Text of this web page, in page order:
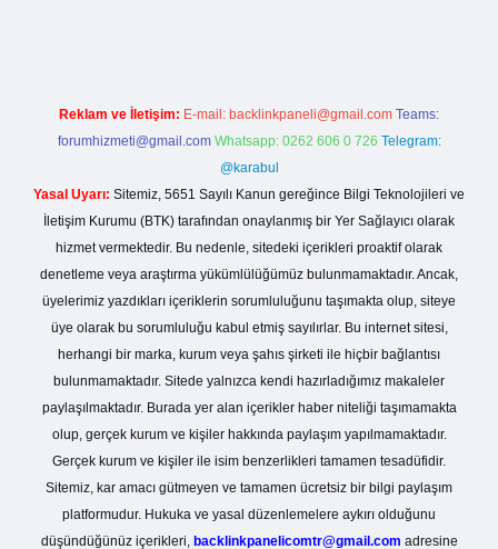
Reklam ve İletişim: E-mail: backlinkpaneli@gmail.com Teams:
forumhizmeti@gmail.com Whatsapp: 0262 606 0 726 Telegram:
@karabul
Yasal Uyarı: Sitemiz, 5651 Sayılı Kanun gereğince Bilgi Teknolojileri ve
İletişim Kurumu (BTK) tarafından onaylanmış bir Yer Sağlayıcı olarak
hizmet vermektedir. Bu nedenle, sitedeki içerikleri proaktif olarak
denetleme veya araştırma yükümlülüğümüz bulunmamaktadır. Ancak,
üyelerimiz yazdıkları içeriklerin sorumluluğunu taşımakta olup, siteye
üye olarak bu sorumluluğu kabul etmiş sayılırlar. Bu internet sitesi,
herhangi bir marka, kurum veya şahıs şirketi ile hiçbir bağlantısı
bulunmamaktadır. Sitede yalnızca kendi hazırladığımız makaleler
paylaşılmaktadır. Burada yer alan içerikler haber niteliği taşımamakta
olup, gerçek kurum ve kişiler hakkında paylaşım yapılmamaktadır.
Gerçek kurum ve kişiler ile isim benzerlikleri tamamen tesadüfidir.
Sitemiz, kar amacı gütmeyen ve tamamen ücretsiz bir bilgi paylaşım
platformudur. Hukuka ve yasal düzenlemelere aykırı olduğunu
düşündüğünüz içerikleri, backlinkpanelicomtr@gmail.com adresine